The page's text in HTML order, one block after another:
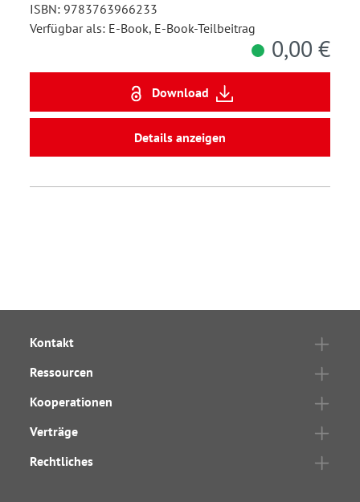
ISBN: 9783763966233
Verfügbar als: E-Book, E-Book-Teilbeitrag
0,00 €
Download
Details anzeigen
Kontakt
Ressourcen
Kooperationen
Verträge
Rechtliches